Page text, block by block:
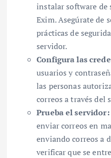
instalar software de
Exim. Asegúrate de
prácticas de
servidor.
Configura las
usuarios y
las personas
correos a través del
Prueba el servidor:
enviar correos en
enviando correos a
verificar que se